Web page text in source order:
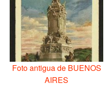
Foto antigua de BUENOS
AIRES